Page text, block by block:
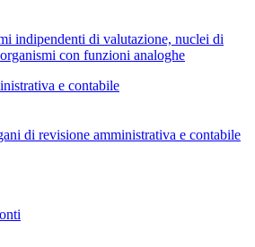
indipendenti di valutazione, nuclei di
con funzioni analoghe
e contabile
di revisione amministrativa e contabile